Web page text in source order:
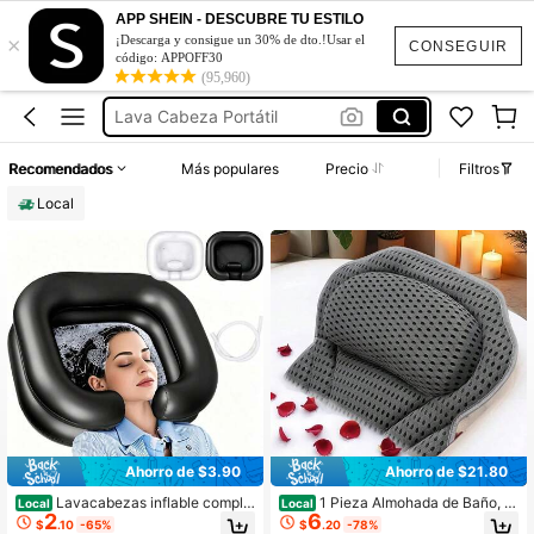
CONSEGUIR
×
APP SHEIN - DESCUBRE TU ESTILO
¡Descarga y consigue un 30% de dto.!Usar el
código: APPOFF30
(95,960)
Macrame Hilo
Hilo Para Crochet
Macrame
Lava Cabeza Portátil
Hilo Para Crochet
Recomendados Más populares Precio
Filtros
Local
Ahorro de $3.90
Local Lavacabezas inflable comple
to con almohada y manguera de dre
$2.10 -65%
Ahorro de $21.80
Local 1 Pieza Almohada de Baño, Al
mohada de Bañera, Cojín de Soport
$6.20 -78%